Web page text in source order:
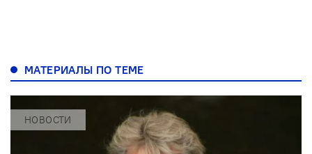
МАТЕРИАЛЫ ПО ТЕМЕ
НОВОСТИ